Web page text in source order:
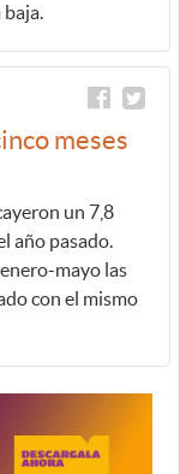
baja.
meses
un 7,8
año pasado.
mayo las
con el mismo